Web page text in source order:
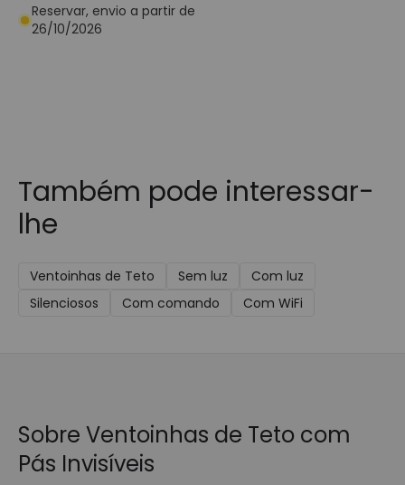
Reservar, envio a partir de
26/10/2026
Também pode interessar-
lhe
Ventoinhas de Teto Sem luz
Com luz
Silenciosos
Com comando Com WiFi
Sobre Ventoinhas de Teto com
Pás Invisíveis